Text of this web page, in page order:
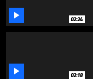
 02:24
 02:18